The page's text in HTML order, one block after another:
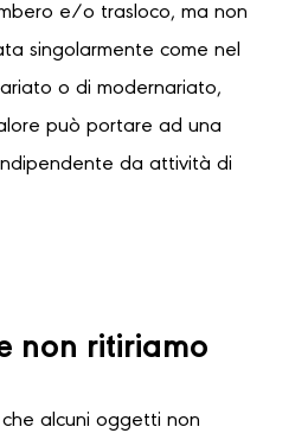
e/o trasloco, ma non
singolarmente come nel
o di modernariato,
può portare ad una
da attività di
non ritiriamo
alcuni oggetti non